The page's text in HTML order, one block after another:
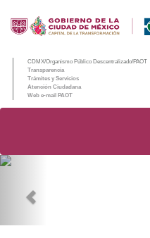
CDMX/Organismo Público Descentralizado/PAOT
Transparencia
Trámites y Servicios
Atención Ciudadana
Web e-mail PAOT